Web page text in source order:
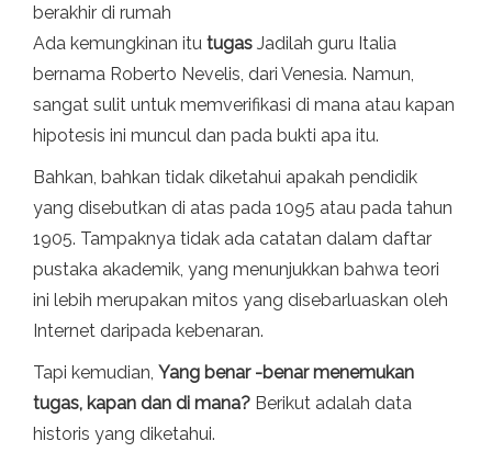
berakhir di rumah
Ada kemungkinan itu tugas Jadilah guru Italia
bernama Roberto Nevelis, dari Venesia. Namun,
sangat sulit untuk memverifikasi di mana atau kapan
hipotesis ini muncul dan pada bukti apa itu.
Bahkan, bahkan tidak diketahui apakah pendidik
yang disebutkan di atas pada 1095 atau pada tahun
1905. Tampaknya tidak ada catatan dalam daftar
pustaka akademik, yang menunjukkan bahwa teori
ini lebih merupakan mitos yang disebarluaskan oleh
Internet daripada kebenaran.
Tapi kemudian, Yang benar -benar menemukan
tugas, kapan dan di mana? Berikut adalah data
historis yang diketahui.